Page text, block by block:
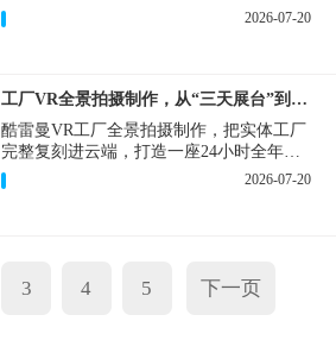
让政务成果更直观，酷雷曼VR政务解决方
案，解锁政务服务新体验，让服务从“看得
2026-07-20
工厂VR全景拍摄制作，从“三天展台”到“全时在线”
酷雷曼VR工厂全景拍摄制作，把实体工厂
完整复刻进云端，打造一座24小时全年无
休、不限面积、不限展品的线上展厅，改
写工厂营销获客模式。
2026-07-20
3 4 5 下一页